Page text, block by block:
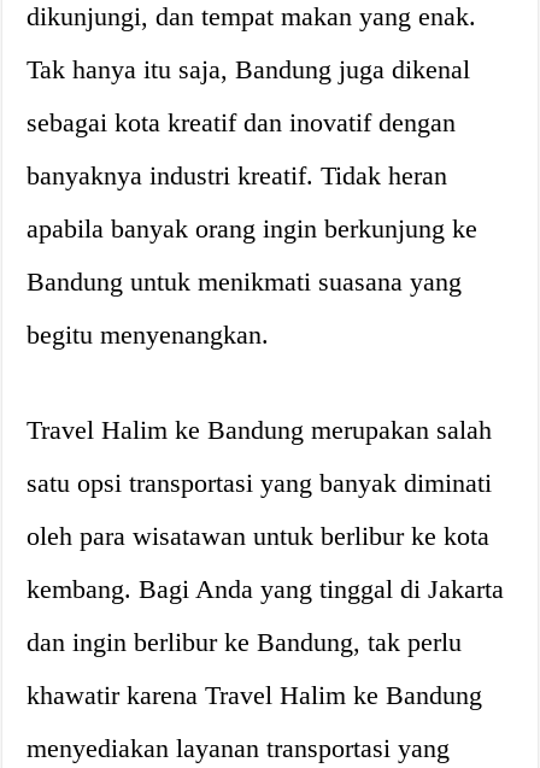
dikunjungi, dan tempat makan yang enak.
Tak hanya itu saja, Bandung juga dikenal
sebagai kota kreatif dan inovatif dengan
banyaknya industri kreatif. Tidak heran
apabila banyak orang ingin berkunjung ke
Bandung untuk menikmati suasana yang
begitu menyenangkan.
Travel Halim ke Bandung merupakan salah
satu opsi transportasi yang banyak diminati
oleh para wisatawan untuk berlibur ke kota
kembang. Bagi Anda yang tinggal di Jakarta
dan ingin berlibur ke Bandung, tak perlu
khawatir karena Travel Halim ke Bandung
menyediakan layanan transportasi yang